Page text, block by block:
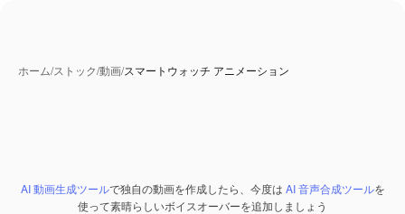
ホーム/ストック/動画/スマートウォッチ アニメーション
Premium
AI 動画生成ツールで独自の動画を作成したら、今度は AI 音声合成ツールを
使って素晴らしいボイスオーバーを追加しましょう